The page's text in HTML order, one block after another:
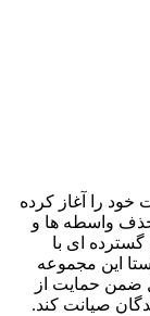
خود را آغاز کرده
با حذف واسطه ها و
ای با
این مجموعه
ضمن حمایت از
صیانت کند.